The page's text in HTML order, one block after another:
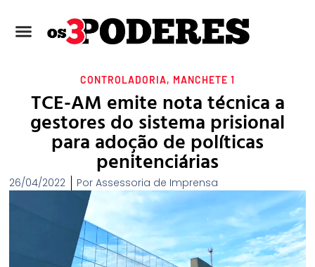
CONTROLADORIA, MANCHETE 1
TCE-AM emite nota técnica a
gestores do sistema prisional
para adoção de políticas
penitenciárias
26/04/2022 Por Assessoria de Imprensa